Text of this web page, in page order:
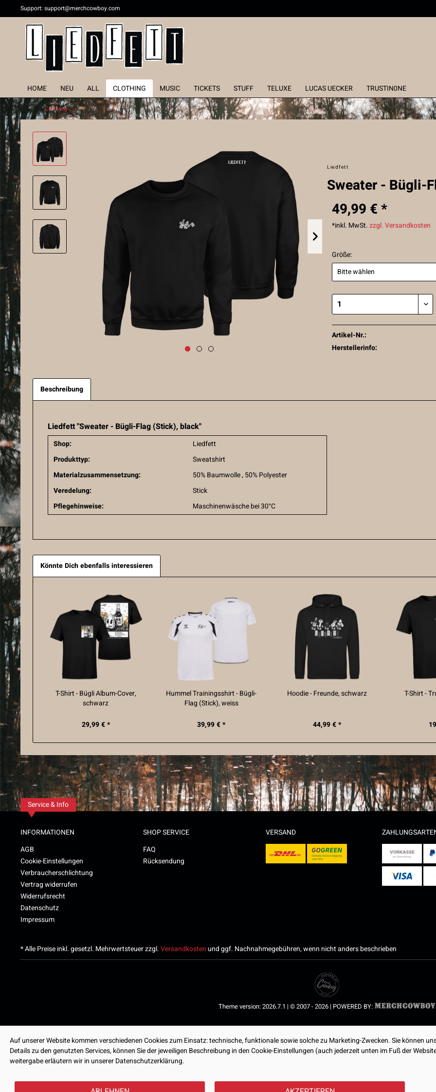
Support: support@merchcowboy.com
HOME NEU ALL CLOTHING MUSIC TICKETS STUFF TELUXE LUCAS UECKER TRUSTIN0NE
Clothing
Liedfett
Sweater - Bügli-
49,99 € *
*inkl. MwSt.zzgl. Versandkosten
Größe:
Artikel-Nr.:
Herstellerinfo:
Beschreibung
Liedfett "Sweater - Bügli-Flag (Stick), black"
Shop:
Liedfett
Produkttyp:
Sweatshirt
Materialzusammensetzung:
50% Baumwolle , 50% Polyester
Veredelung:
Stick
Pflegehinweise:
Maschinenwäsche bei 30°C
Könnte Dich ebenfalls interessieren
T-Shirt - Bügli Album-Cover,
schwarz
29,99 € *
Hummel Trainingsshirt - Bügli-
Flag (Stick), weiss
39,99 € *
Hoodie - Freunde, schwarz
44,99 € *
T-Shirt -
Service & Info
INFORMATIONEN
AGB
Cookie-Einstellungen
Verbraucherschlichtung
Vertrag widerrufen
Widerrufsrecht
Datenschutz
Impressum
SHOP SERVICE
FAQ
Rücksendung
VERSAND
* Alle Preise inkl. gesetzl. Mehrwertsteuer zzgl.Versandkosten und ggf. Nachnahmegebühren, wenn nicht anders beschrieben
Theme version: 2026.7.1 | © 2007 - 2026 | POWERED BY:
Auf unserer Website kommen verschiedenen Cookies zum Einsatz: technische, funktionale sowie solche zu Marketing-Zwecken. Sie können
Details zu den genutzten Services, können Sie der jeweiligen Beschreibung in den Cookie-Einstellungen (auch jederzeit unten im Fuß der
weitergabe erläutern wir in unserer Datenschutzerklärung.